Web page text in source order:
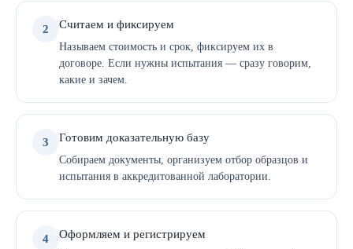
2 Считаем и фиксируем
Называем стоимость и срок, фиксируем их в
договоре. Если нужны испытания — сразу говорим,
какие и зачем.
3 Готовим доказательную базу
Собираем документы, организуем отбор образцов и
испытания в аккредитованной лаборатории.
4 Оформляем и регистрируем